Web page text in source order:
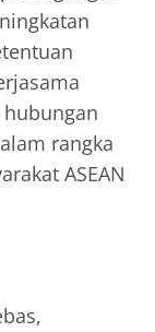
rangka
ASEAN